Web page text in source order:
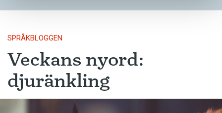
SPRÅKBLOGGEN
Veckans nyord:
djuränkling